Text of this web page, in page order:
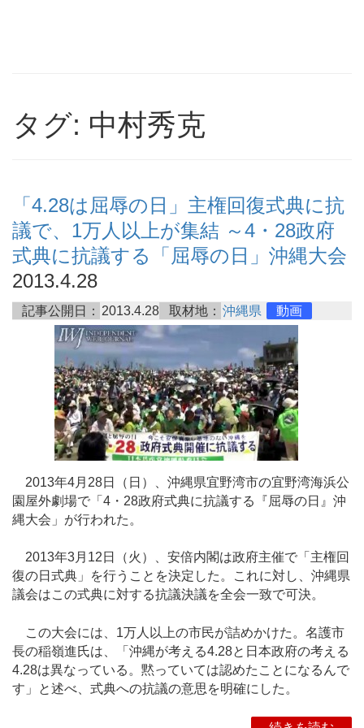
タグ: 中村秀克
「4.28は屈辱の日」主権回復式典に抗
議で、1万人以上が集結 ～4・28政府
式典に抗議する「屈辱の日」沖縄大会
2013.4.28
記事公開日： 2013.4.28 取材地： 沖縄県 動画
2013年4月28日（日）、沖縄県宜野湾市の宜野湾海浜公
園屋外劇場で「4・28政府式典に抗議する『屈辱の日』沖
縄大会」が行われた。
2013年3月12日（火）、安倍内閣は政府主催で「主権回
復の日式典」を行うことを決定した。これに対し、沖縄県
議会はこの式典に対する抗議決議を全会一致で可決。
この大会には、1万人以上の市民が詰めかけた。名護市
長の稲嶺進氏は、「沖縄が考える4.28と日本政府の考える
4.28は異なっている。黙っていては認めたことになるんで
す」と述べ、式典への抗議の意思を明確にした。